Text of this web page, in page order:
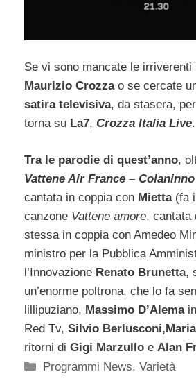
Se vi sono mancate le irriverenti
Maurizio Crozzao se cercate
satira televisiva, da stasera, per
torna su La7, Crozza Italia Live.
Tra le parodie di quest’anno,
Vattene Air France –
cantata in coppia con Mietta(fa
canzone Vattene amore, cantata
stessa in coppia con Amedeo
ministro per la Pubblica
l’Innovazione Renato Brunetta,
un’enorme poltrona, che lo fa
lillipuziano, Massimo D’Alemain
Red Tv, Silvio
ritorni di Gigi Marzullo e Alan
Categorie
Programmi News,Varietà